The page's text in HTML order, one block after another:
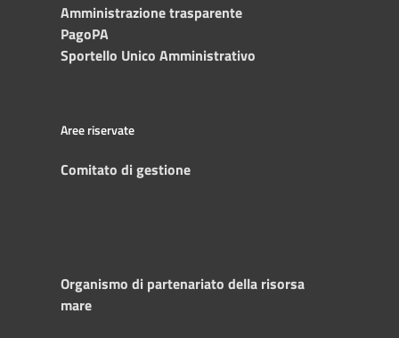
Amministrazione trasparente
PagoPA
Sportello Unico Amministrativo
Aree riservate
Comitato di gestione
Organismo di partenariato della risorsa
mare